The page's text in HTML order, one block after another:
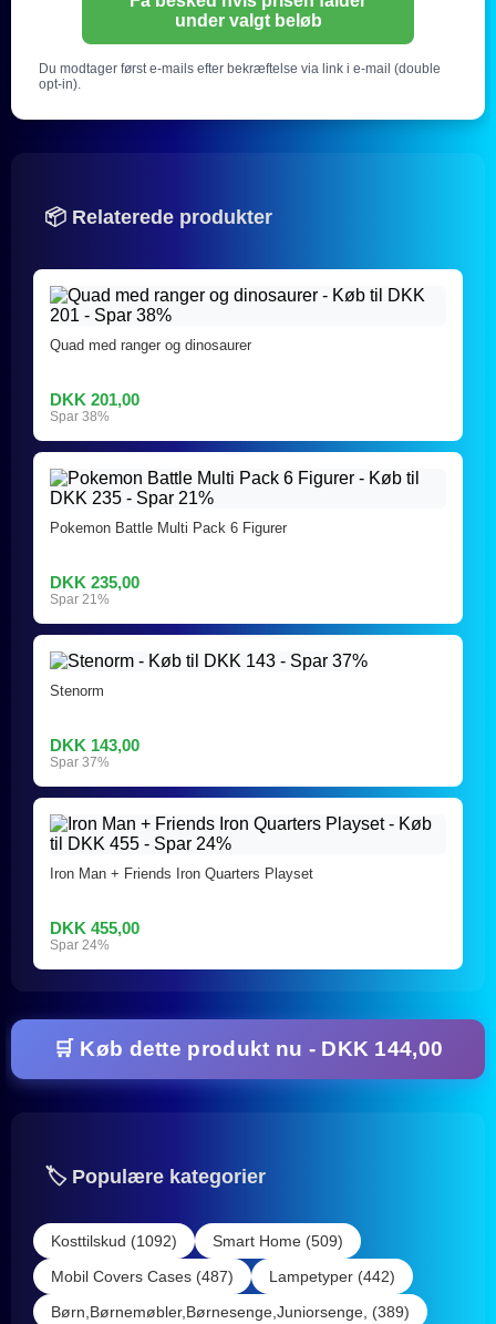
under valgt beløb
Du modtager først e-mails efter bekræftelse via link i e-mail (double
opt-in).
📦 Relaterede produkter
Quad med ranger og dinosaurer
DKK 201,00
Spar 38%
Pokemon Battle Multi Pack 6 Figurer
DKK 235,00
Spar 21%
Stenorm
DKK 143,00
Spar 37%
Iron Man + Friends Iron Quarters Playset
DKK 455,00
Spar 24%
🛒 Køb dette produkt nu - DKK 144,00
🏷️ Populære kategorier
Kosttilskud (1092)
Smart Home (509)
Mobil Covers Cases (487)
Lampetyper (442)
Børn,Børnemøbler,Børnesenge,Juniorsenge, (389)